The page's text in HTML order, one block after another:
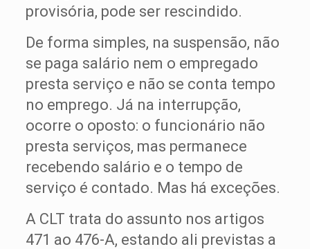
provisória, pode ser rescindido.
De forma simples, na suspensão, não
se paga salário nem o empregado
presta serviço e não se conta tempo
no emprego. Já na interrupção,
ocorre o oposto: o funcionário não
presta serviços, mas permanece
recebendo salário e o tempo de
serviço é contado. Mas há exceções.
A CLT trata do assunto nos artigos
471 ao 476-A, estando ali previstas a